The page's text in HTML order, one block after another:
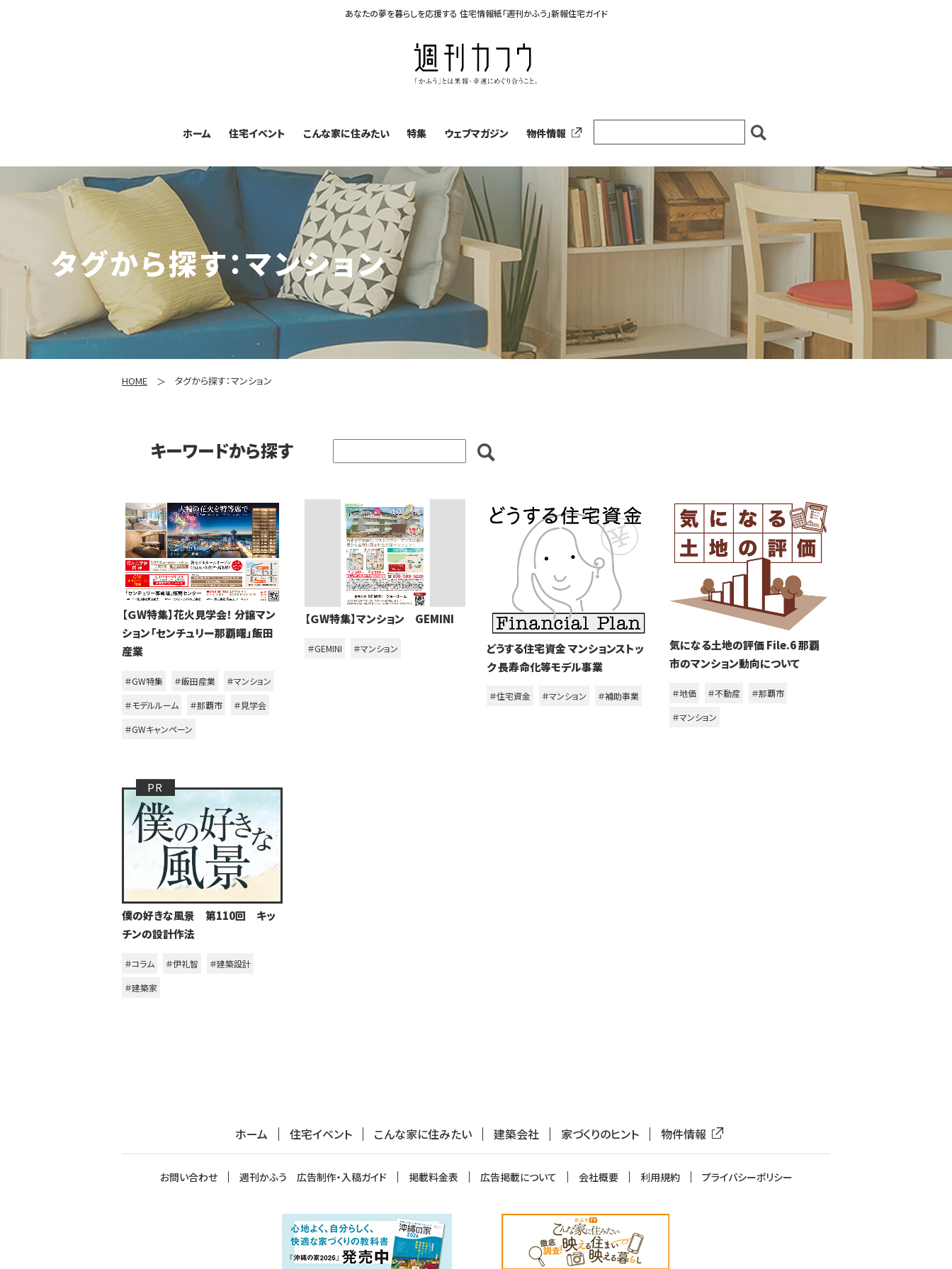
あなたの夢を暮らしを応援する 住宅情報紙「週刊かふう」新報住宅ガイド
ホーム 住宅イベント こんな家に住みたい 特集 ウェブマガジン 物件情報
タグから探す：マンション
HOME タグから探す：マンション
キーワードから探す
【ＧW特集】花火見学会！ 分譲マン
ション「センチュリー那覇曙」飯田
産業
＃GW特集 ＃飯田産業
＃マンション
＃モデルルーム
＃那覇市
＃見学会
＃GWキャンペーン
【ＧW特集】マンション GEMINI
＃GEMINI ＃マンション
どうする住宅資金 マンションストッ
ク 長寿命化等モデル事業
＃住宅資金 ＃マンション ＃補助事業
気になる土地の評価 File.6 那覇
市のマンション動向について
＃地価 ＃不動産
＃那覇市
＃マンション
僕の好きな風景 第110回 キッ
チンの設計作法
＃コラム ＃伊礼智
＃建築設計
＃建築家
ホーム 住宅イベント こんな家に住みたい 建築会社 家づくりのヒント 物件情報
お問い合わせ 週刊かふう 広告制作・入稿ガイド 掲載料金表 広告掲載について 会社概要 利用規約 プライバシーポリシー